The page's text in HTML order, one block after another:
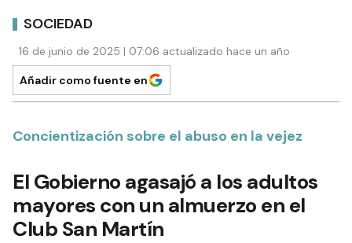
SOCIEDAD
16 de junio de 2025 | 07:06 actualizado hace un año
Añadir como fuente en
Concientización sobre el abuso en la vejez
El Gobierno agasajó a los adultos
mayores con un almuerzo en el
Club San Martín